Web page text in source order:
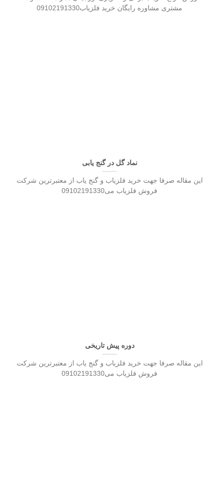
مشتری مشاوره رایگان خرید فلزیاب09102191330
نماد گل در گنج یابی
این مقاله صرفا جهت خرید فلزیاب و گنج یاب از معتبرترین شرکت
فروش فلزیاب می09102191330
دوره پیش تاریخی
این مقاله صرفا جهت خرید فلزیاب و گنج یاب از معتبرترین شرکت
فروش فلزیاب می09102191330